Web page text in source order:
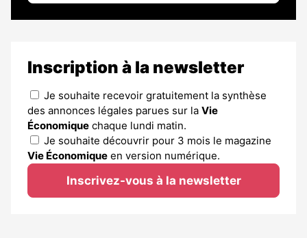
Inscription à la newsletter
Je souhaite recevoir gratuitement la synthèse
des annonces légales parues sur la Vie
Économique chaque lundi matin.
Je souhaite découvrir pour 3 mois le magazine
Vie Économique en version numérique.
Inscrivez-vous à la newsletter